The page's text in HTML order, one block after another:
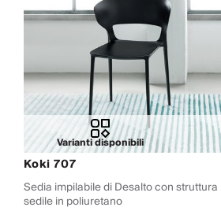
Varianti disponibili
Koki 707
Sedia impilabile di Desalto con
sedile in poliuretano